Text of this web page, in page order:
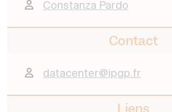
Constanza Pardo
Contact
datacenter@ipgp.fr